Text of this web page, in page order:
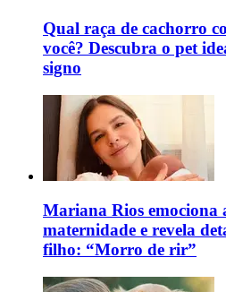
Qual raça de cachorro
você? Descubra o pet
signo
Mariana Rios emociona
maternidade e revela
filho: “Morro de rir”